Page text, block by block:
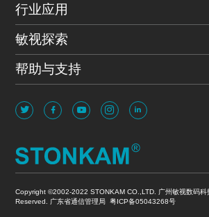
行业应用
敏视探索
帮助与支持
Copyright ©2002-2022 STONKAM CO.,LTD. 广州敏视数码科
Reserved. 广东省通信管理局粤ICP备05043268号